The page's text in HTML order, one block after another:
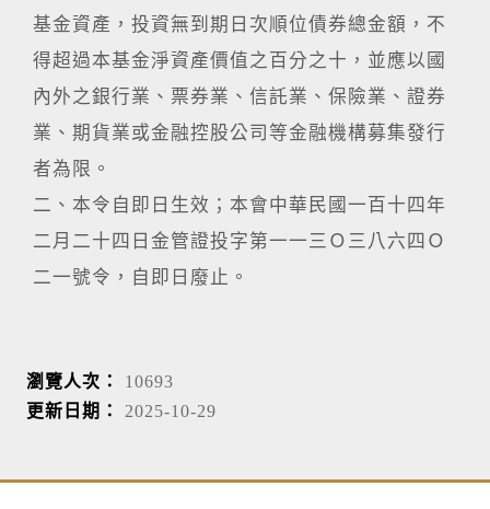
基金資產，投資無到期日次順位債券總金額，不
得超過本基金淨資產價值之百分之十，並應以國
內外之銀行業、票券業、信託業、保險業、證券
業、期貨業或金融控股公司等金融機構募集發行
者為限。
二、本令自即日生效；本會中華民國一百十四年
二月二十四日金管證投字第一一三Ｏ三八六四Ｏ
二一號令，自即日廢止。
瀏覽人次： 10693
更新日期： 2025-10-29